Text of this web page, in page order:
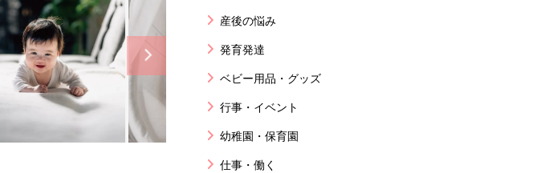
産後の悩み
発育発達
ベビー用品・グッズ
行事・イベント
幼稚園・保育園
仕事・働く